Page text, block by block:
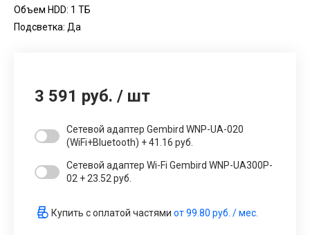
Объем HDD: 1 TБ
Подсветка: Да
3 591 руб. / шт
Сетевой адаптер Gembird WNP-UA-020
(WiFi+Bluetooth) + 41.16 руб.
Сетевой адаптер Wi-Fi Gembird WNP-UA300P-
02 + 23.52 руб.
Купить с оплатой частями от99.80 руб. / мес.